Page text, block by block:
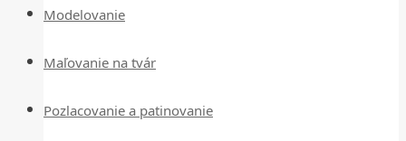
Modelovanie
Maľovanie na tvár
Pozlacovanie a patinovanie